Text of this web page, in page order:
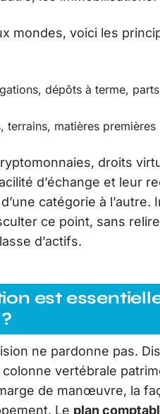
mondes, voici les
dépôts à terme,
terrains, matières premières
droits
d’échange et leur
catégorie à l’autre.
ce point, sans
d’actifs.
est
ne pardonne pas.
vertébrale
de manœuvre, la
Le plan